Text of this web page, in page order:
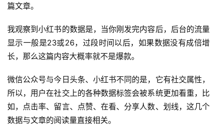
篇文章。
我观察到小红书的数据是，当你刚发完内容后，后台的流量
显示一般是23或26，过段时间以后，如果数据没有成倍增
长，那么这篇内容大概率就不是爆款。
微信公众号与今日头条、小红书不同的是，它有社交属性，
所以，用户在社交上的各种数据标签会被系统更加看重，比
如，点击率、留言、点赞、在看、分享人数、划线，这几个
数据与文章的阅读量直接相关。